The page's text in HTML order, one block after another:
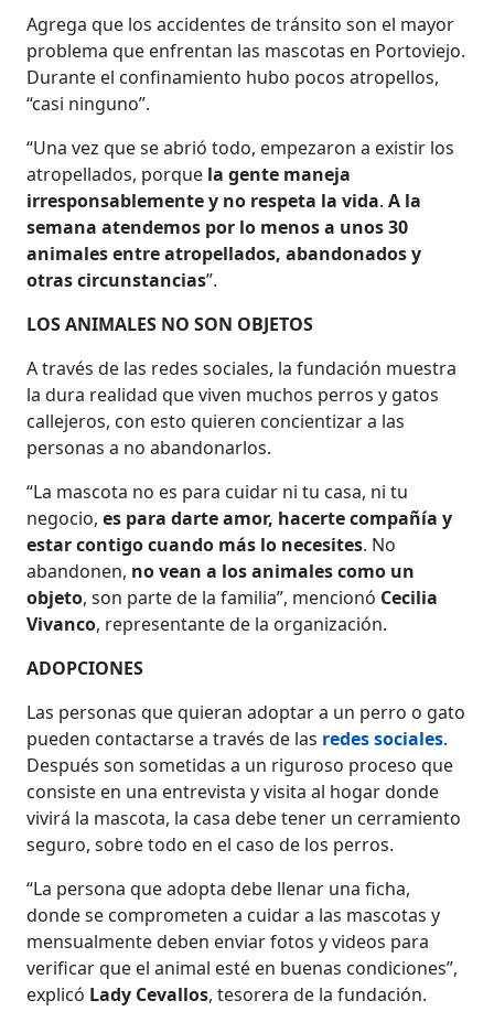
Agrega que los accidentes de tránsito son el mayor
problema que enfrentan las mascotas en Portoviejo.
Durante el confinamiento hubo pocos atropellos,
“casi ninguno”.
“Una vez que se abrió todo, empezaron a existir los
atropellados, porque la gente maneja
irresponsablemente y no respeta la vida.A la
semana atendemos por lo menos a unos 30
animales entre atropellados, abandonados y
otras circunstancias”.
LOS ANIMALES NO SON OBJETOS
A través de las redes sociales, la fundación muestra
la dura realidad que viven muchos perros y gatos
callejeros, con esto quieren concientizar a las
personas a no abandonarlos.
“La mascota no es para cuidar ni tu casa, ni tu
negocio,es para darte amor, hacerte compañía y
estar contigo cuando más lo necesites. No
abandonen, no vean a los animales como un
objeto, son parte de la familia”, mencionó Cecilia
Vivanco, representante de la organización.
ADOPCIONES
Las personas que quieran adoptar a un perro o gato
pueden contactarse a través de las redes sociales.
Después son sometidas a un riguroso proceso que
consiste en una entrevista y visita al hogar donde
vivirá la mascota, la casa debe tener un cerramiento
seguro, sobre todo en el caso de los perros.
“La persona que adopta debe llenar una ficha,
donde se comprometen a cuidar a las mascotas y
mensualmente deben enviar fotos y videos para
verificar que el animal esté en buenas condiciones”,
explicó Lady Cevallos, tesorera de la fundación.